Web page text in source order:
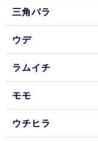
三角バラ
ウデ
ラムイチ
モモ
ウチヒラ